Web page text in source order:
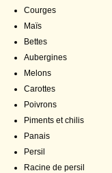
Courges
Maïs
Bettes
Aubergines
Melons
Carottes
Poivrons
Piments et chilis
Panais
Persil
Racine de persil